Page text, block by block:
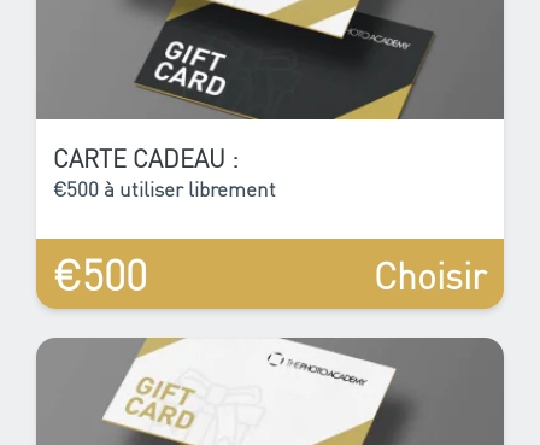
CARTE CADEAU :
€500 à utiliser librement
€500 Choisir